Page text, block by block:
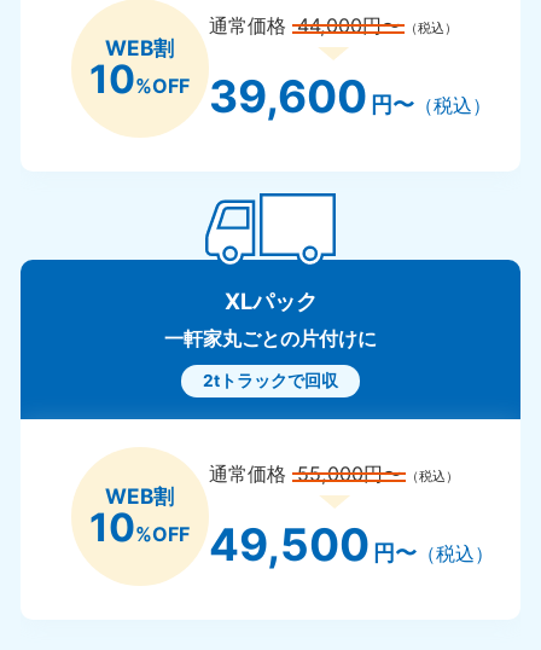
WEB割
10%OFF
通常価格44,000円〜 （税込）
39,600 円〜（税込）
XLパック
一軒家丸ごとの片付けに
2tトラックで回収
WEB割
10%OFF
通常価格55,000円〜 （税込）
49,500 円〜（税込）